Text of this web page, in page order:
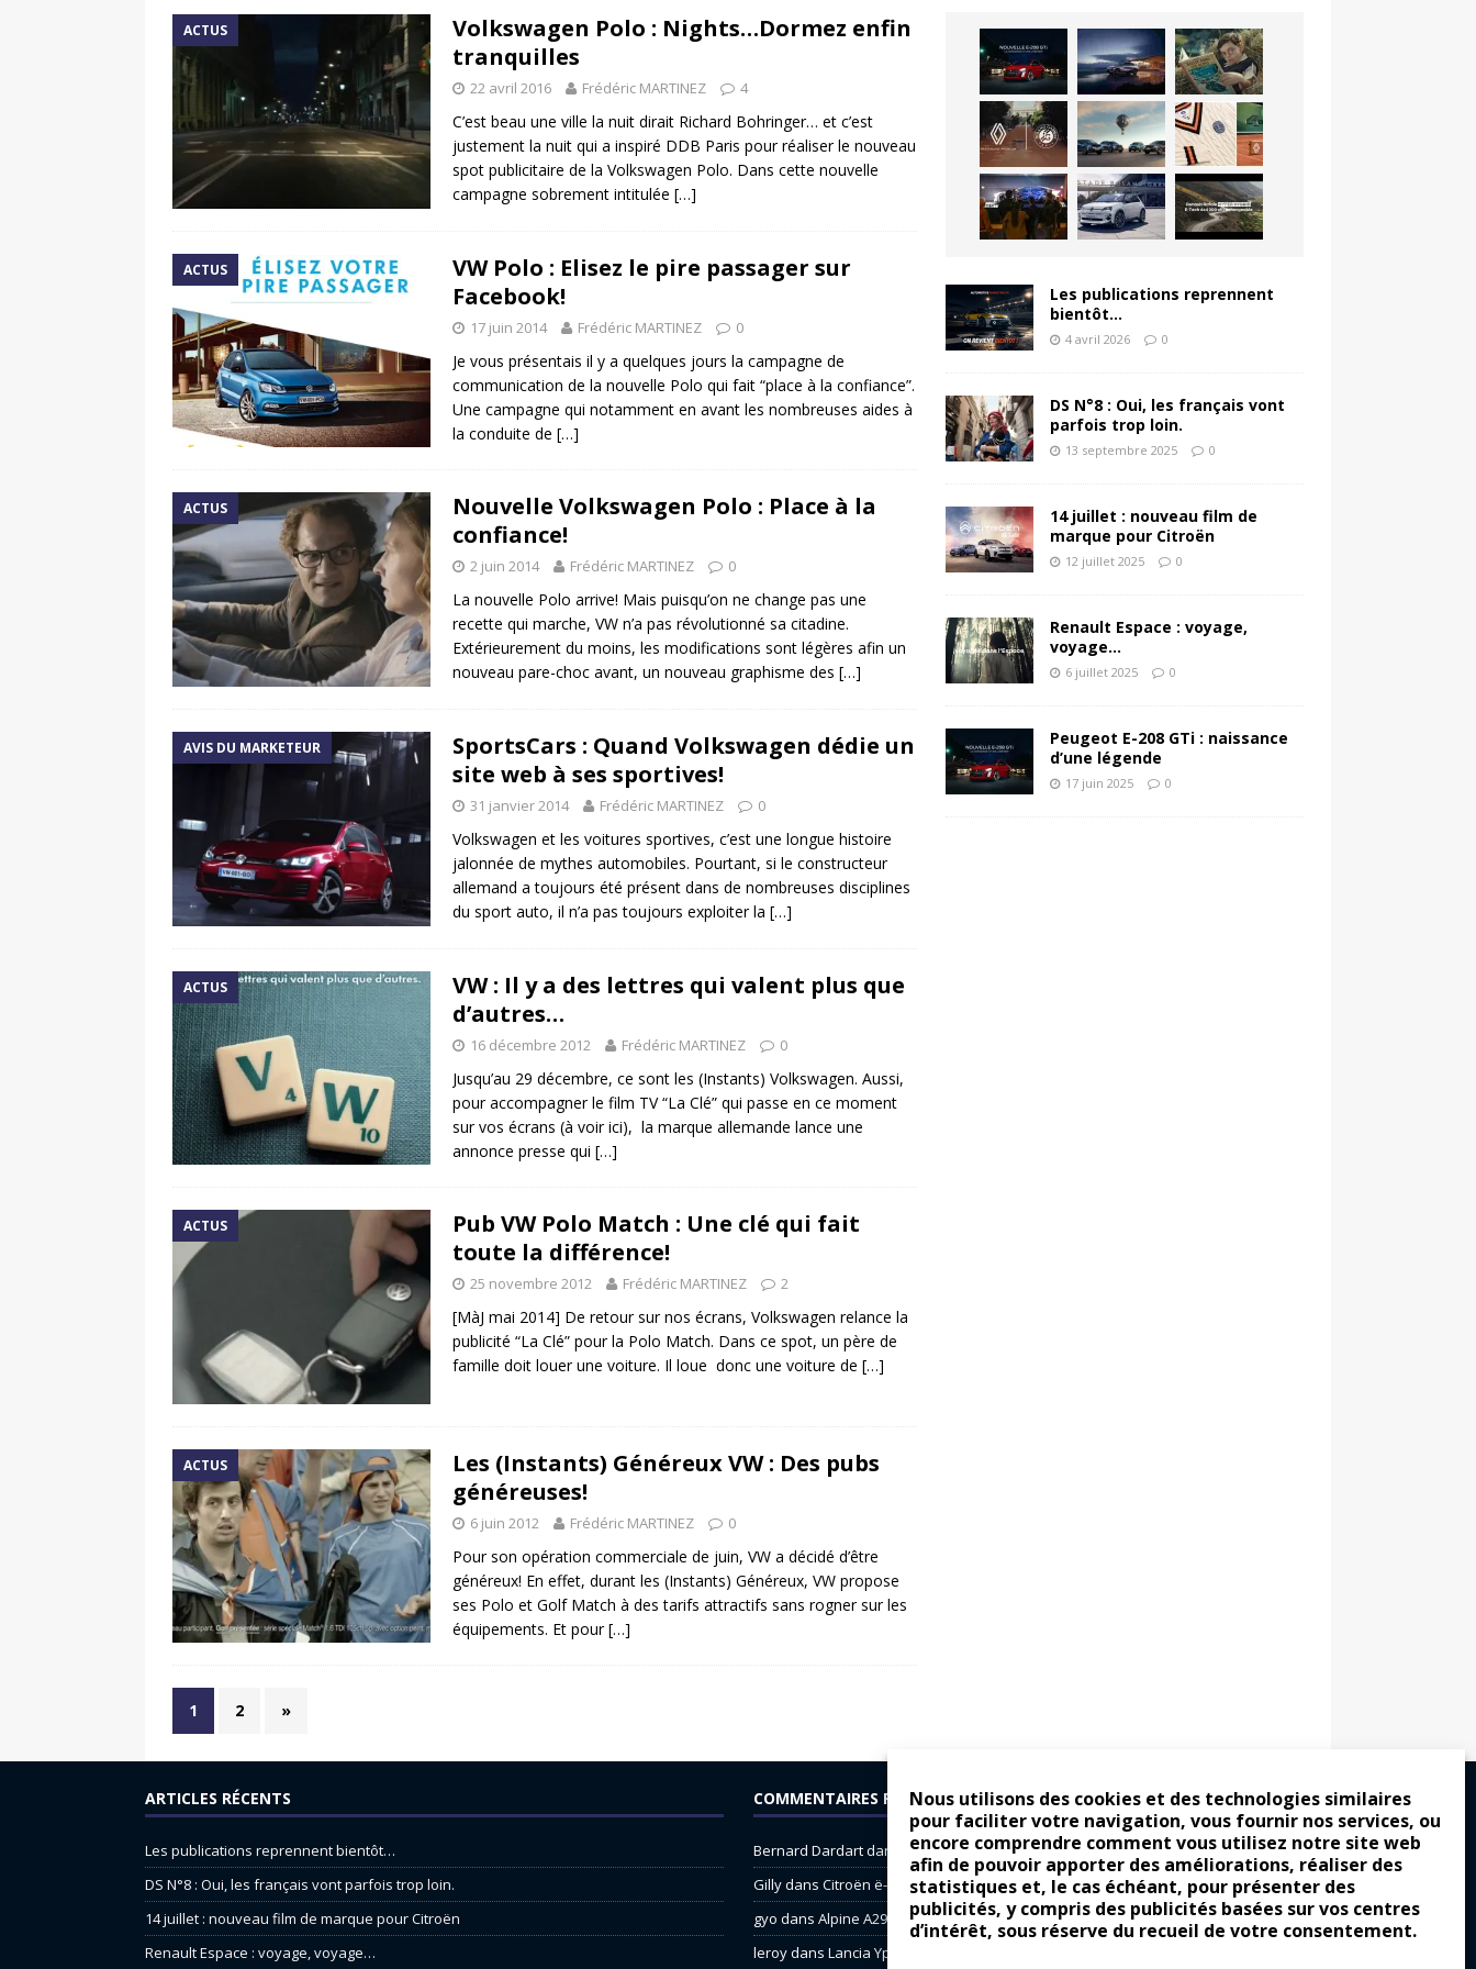
Nous utilisons des cookies et des technologies similaires
pour faciliter votre navigation, vous fournir nos services, ou
encore comprendre comment vous utilisez notre site web
afin de pouvoir apporter des améliorations, réaliser des
statistiques et, le cas échéant, pour présenter des
publicités, y compris des publicités basées sur vos centres
d’intérêt, sous réserve du recueil de votre consentement.
ACTUS
Volkswagen Polo : Nights…Dormez enfin
tranquilles
22 avril 2016 Frédéric MARTINEZ 4
C’est beau une ville la nuit dirait Richard Bohringer… et c’est
justement la nuit qui a inspiré DDB Paris pour réaliser le nouveau
spot publicitaire de la Volkswagen Polo. Dans cette nouvelle
campagne sobrement intitulée […]
ACTUS
VW Polo : Elisez le pire passager sur
Facebook!
17 juin 2014 Frédéric MARTINEZ 0
Je vous présentais il y a quelques jours la campagne de
communication de la nouvelle Polo qui fait “place à la confiance”.
Une campagne qui notamment en avant les nombreuses aides à
la conduite de […]
ACTUS
Nouvelle Volkswagen Polo : Place à la
confiance!
2 juin 2014 Frédéric MARTINEZ 0
La nouvelle Polo arrive! Mais puisqu’on ne change pas une
recette qui marche, VW n’a pas révolutionné sa citadine.
Extérieurement du moins, les modifications sont légères afin un
nouveau pare-choc avant, un nouveau graphisme des […]
AVIS DU MARKETEUR
SportsCars : Quand Volkswagen dédie un
site web à ses sportives!
31 janvier 2014 Frédéric MARTINEZ 0
Volkswagen et les voitures sportives, c’est une longue histoire
jalonnée de mythes automobiles. Pourtant, si le constructeur
allemand a toujours été présent dans de nombreuses disciplines
du sport auto, il n’a pas toujours exploiter la […]
ACTUS
VW : Il y a des lettres qui valent plus que
d’autres…
16 décembre 2012 Frédéric MARTINEZ 0
Jusqu’au 29 décembre, ce sont les (Instants) Volkswagen. Aussi,
pour accompagner le film TV “La Clé” qui passe en ce moment
sur vos écrans (à voir ici), la marque allemande lance une
annonce presse qui […]
ACTUS
Pub VW Polo Match : Une clé qui fait
toute la différence!
25 novembre 2012 Frédéric MARTINEZ 2
[MàJ mai 2014] De retour sur nos écrans, Volkswagen relance la
publicité “La Clé” pour la Polo Match. Dans ce spot, un père de
famille doit louer une voiture. Il loue donc une voiture de […]
ACTUS
Les (Instants) Généreux VW : Des pubs
généreuses!
6 juin 2012 Frédéric MARTINEZ 0
Pour son opération commerciale de juin, VW a décidé d’être
généreux! En effet, durant les (Instants) Généreux, VW propose
ses Polo et Golf Match à des tarifs attractifs sans rogner sur les
équipements. Et pour[…]
1 2 »
Les publications reprennent
bientôt…
4 avril 2026 0
DS N°8 : Oui, les français vont
parfois trop loin.
13 septembre 2025 0
14 juillet : nouveau film de
marque pour Citroën
12 juillet 2025 0
Renault Espace : voyage,
voyage…
6 juillet 2025 0
Peugeot E-208 GTi : naissance
d’une légende
17 juin 2025 0
ARTICLES RÉCENTS
Les publications reprennent bientôt…
DS N°8 : Oui, les français vont parfois trop loin.
14 juillet : nouveau film de marque pour Citroën
Renault Espace : voyage, voyage…
COMMENTAIRES RÉCENTS
Bernard Dardartdans
Dacia Sandero : pour les gens vrais
Gillydans Citroën ë-C3 : la révolution a commencé
gyo dans Alpine A290 : L’irrésistible attraction de la légèreté
leroydans Lancia Ypsilon : naturellement envoûtante ?